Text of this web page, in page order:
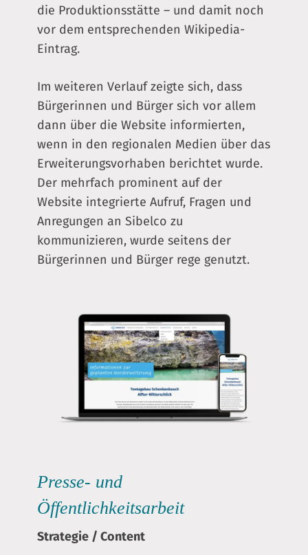
die Produktionsstätte – und damit noch
vor dem entsprechenden Wikipedia-
Eintrag.
Im weiteren Verlauf zeigte sich, dass
Bürgerinnen und Bürger sich vor allem
dann über die Website informierten,
wenn in den regionalen Medien über das
Erweiterungsvorhaben berichtet wurde.
Der mehrfach prominent auf der
Website integrierte Aufruf, Fragen und
Anregungen an Sibelco zu
kommunizieren, wurde seitens der
Bürgerinnen und Bürger rege genutzt.
Presse- und
Öffentlichkeitsarbeit
Strategie /Content